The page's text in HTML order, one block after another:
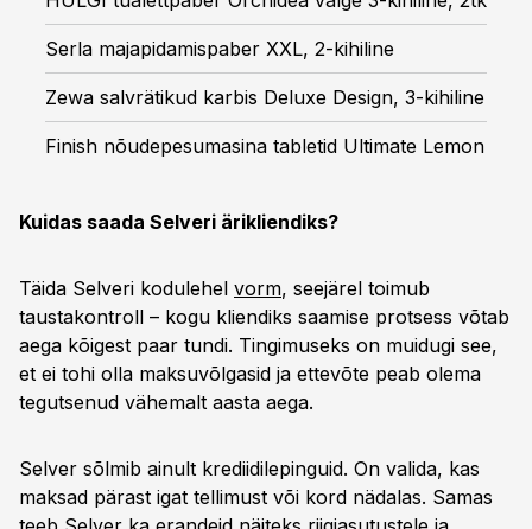
Serla majapidamispaber XXL, 2-kihiline
Zewa salvrätikud karbis Deluxe Design, 3-kihiline
Finish nõudepesumasina tabletid Ultimate Lemon
Kuidas saada Selveri ärikliendiks?
Täida Selveri kodulehel vorm, seejärel toimub
taustakontroll – kogu kliendiks saamise protsess võtab
aega kõigest paar tundi. Tingimuseks on muidugi see,
et ei tohi olla maksuvõlgasid ja ettevõte peab olema
tegutsenud vähemalt aasta aega.
Selver sõlmib ainult krediidilepinguid. On valida, kas
maksad pärast igat tellimust või kord nädalas. Samas